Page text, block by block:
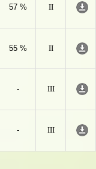
57 %
II
55 %
II
-
III
-
III